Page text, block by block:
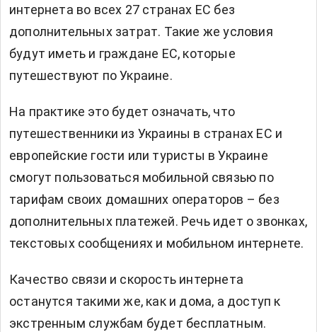
интернета во всех 27 странах ЕС без
дополнительных затрат. Такие же условия
будут иметь и граждане ЕС, которые
путешествуют по Украине.
На практике это будет означать, что
путешественники из Украины в странах ЕС и
европейские гости или туристы в Украине
смогут пользоваться мобильной связью по
тарифам своих домашних операторов – без
дополнительных платежей. Речь идет о звонках,
текстовых сообщениях и мобильном интернете.
Качество связи и скорость интернета
останутся такими же, как и дома, а доступ к
экстренным службам будет бесплатным.